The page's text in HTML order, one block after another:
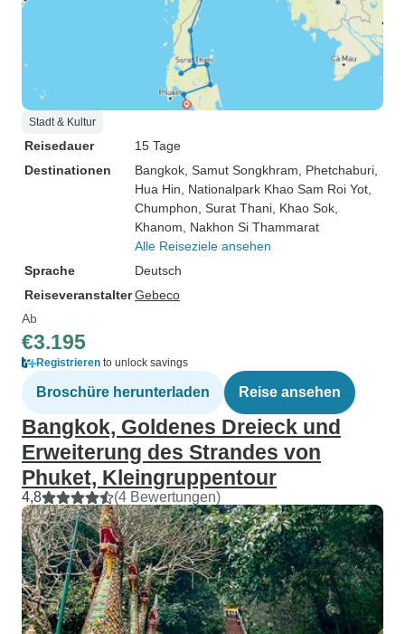
Stadt & Kultur
Reisedauer
15 Tage
Destinationen
Bangkok , Samut Songkhram , Phetchaburi
Hua Hin , Nationalpark Khao Sam Roi Yot
Chumphon , Surat Thani , Khao Sok
Khanom , Nakhon Si Thammarat
Alle Reiseziele ansehen
Sprache
Deutsch
ReiseveranstalterGebeco
Ab
€3.195
Registrieren to unlock savings
Broschüre herunterladen Reise ansehen
Bangkok, Goldenes Dreieck und
Erweiterung des Strandes von
Phuket, Kleingruppentour
4,8 (4 Bewertungen)